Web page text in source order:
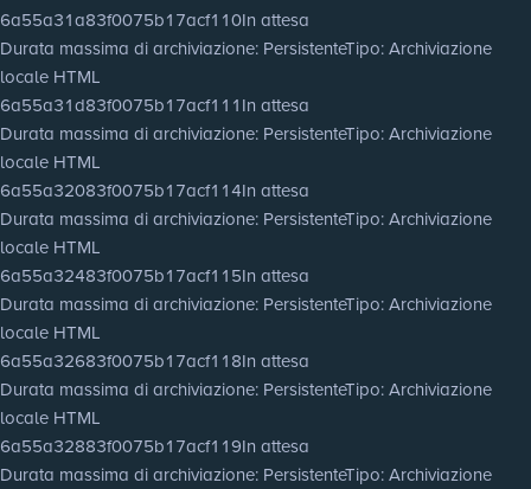
6a55a31a83f0075b17acf110In attesa
Durata massima di archiviazione: PersistenteTipo: Archiviazione
locale HTML
6a55a31d83f0075b17acf111In attesa
Durata massima di archiviazione: PersistenteTipo: Archiviazione
locale HTML
6a55a32083f0075b17acf114In attesa
Durata massima di archiviazione: PersistenteTipo: Archiviazione
locale HTML
6a55a32483f0075b17acf115In attesa
Durata massima di archiviazione: PersistenteTipo: Archiviazione
locale HTML
6a55a32683f0075b17acf118In attesa
Durata massima di archiviazione: PersistenteTipo: Archiviazione
locale HTML
6a55a32883f0075b17acf119In attesa
Durata massima di archiviazione: PersistenteTipo: Archiviazione